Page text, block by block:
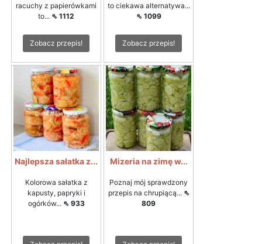
racuchy z papierówkami
to... ⇖ 1112
Zobacz przepis!
to ciekawa alternatywa...
⇖ 1099
Zobacz przepis!
Najlepsza sałatka z...
Kolorowa sałatka z
kapusty, papryki i
ogórków... ⇖ 933
Mizeria na zimę w...
Poznaj mój sprawdzony
przepis na chrupiącą... ⇖
809